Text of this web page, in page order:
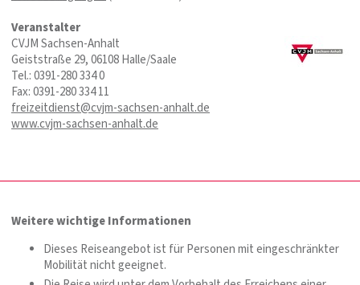
Veranstalter
CVJM Sachsen-Anhalt
Geiststraße 29, 06108 Halle/Saale
Tel.: 0391-280 334 0
Fax: 0391-280 334 11
freizeitdienst@cvjm-sachsen-anhalt.de
www.cvjm-sachsen-anhalt.de
Weitere wichtige Informationen
Dieses Reiseangebot ist für Personen mit eingeschränkter
Mobilität nicht geeignet.